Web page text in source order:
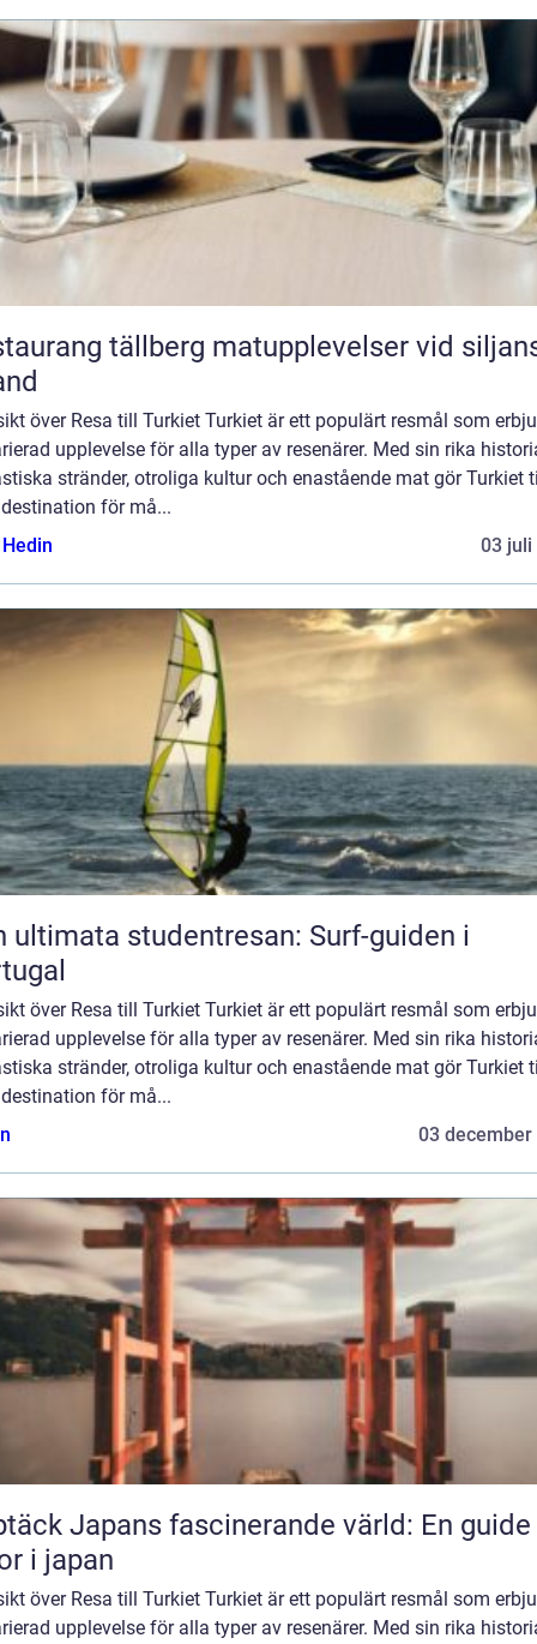
tällberg matupplevelser vid siljans
över Resa till Turkiet Turkiet är ett populärt resmål som
upplevelse för alla typer av resenärer. Med sin rika
stränder, otroliga kultur och enastående mat gör Turkiet
för må...
03 juli
ultimata studentresan: Surf-guiden i
över Resa till Turkiet Turkiet är ett populärt resmål som
upplevelse för alla typer av resenärer. Med sin rika
stränder, otroliga kultur och enastående mat gör Turkiet
för må...
03 december
Japans fascinerande värld: En
i japan
över Resa till Turkiet Turkiet är ett populärt resmål som
upplevelse för alla typer av resenärer. Med sin rika